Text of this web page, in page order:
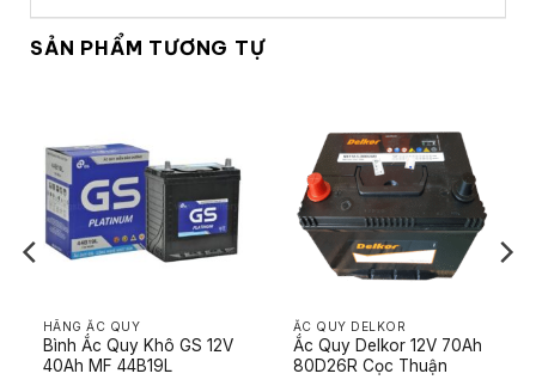
SẢN PHẨM TƯƠNG TỰ
HÃNG ẮC QUY
Bình Ắc Quy Khô GS 12V
40Ah MF 44B19L
ẮC QUY DELKOR
Ắc Quy Delkor 12V 70Ah
80D26R Cọc Thuận